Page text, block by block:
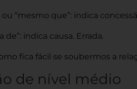
ou “mesmo que”: indica
de”: indica causa. Errada.
fica fácil se soubermos a
de nível médio